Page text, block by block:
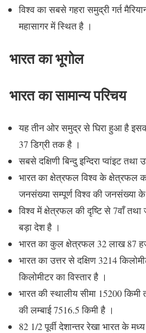
विश्व का सबसे गहरा समुद्री गर्त
महासागर में स्थित है ।
भारत का भूगोल
भारत का सामान्य परिचय
यह तीन ओर समुद्र से घिरा हुआ है
37 डिग्री तक है ।
सबसे दक्षिणी बिन्दु इन्दिरा प्वांइट तथा
भारत का क्षेत्रफल विश्व के क्षेत्रफल
जनसंख्या सम्पूर्ण विश्व की जनसंख्या
विश्व में क्षेत्रफल की दृष्टि से 7वाँ
बड़ा देश है ।
भारत का कुल क्षेत्रफल 32 लाख 87
भारत का उत्तर से दक्षिण 3214
किलोमीटर का विस्तार है ।
भारत की स्थालीय सीमा 15200
की लम्बाई 7516.5 किमी है ।
82 1/2 पूर्वी देशान्तर रेखा भारत के